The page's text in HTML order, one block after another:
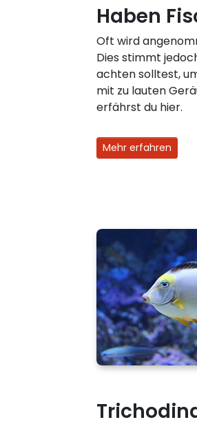
Haben
Oft wird
Dies stimmt
achten solltest,
mit zu lauten
erfährst du hier.
Mehr erfahren